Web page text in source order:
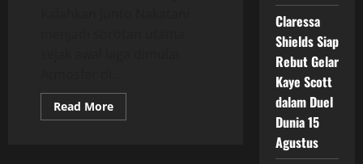
Read MoreRead
more
Claressa
Shields Siap
Rebut Gelar
Kaye Scott
dalam Duel
Dunia 15
Agustus